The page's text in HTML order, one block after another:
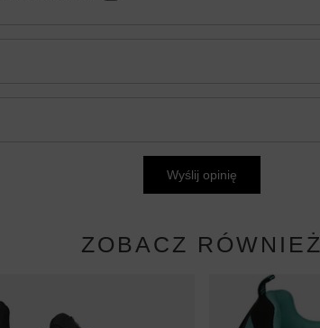
Wyślij opinię
ZOBACZ RÓWNIEŻ